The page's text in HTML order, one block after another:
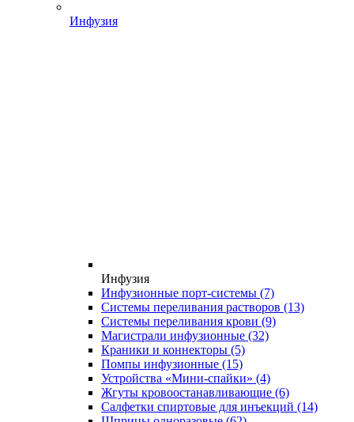
Инфузия
Инфузия
Инфузионные порт-системы (7)
Системы переливания растворов (13)
Системы переливания крови (9)
Магистрали инфузионные (32)
Краники и коннекторы (5)
Помпы инфузионные (15)
Устройства «Мини-спайки» (4)
Жгуты кровоостанавливающие (6)
Салфетки спиртовые для инъекций (14)